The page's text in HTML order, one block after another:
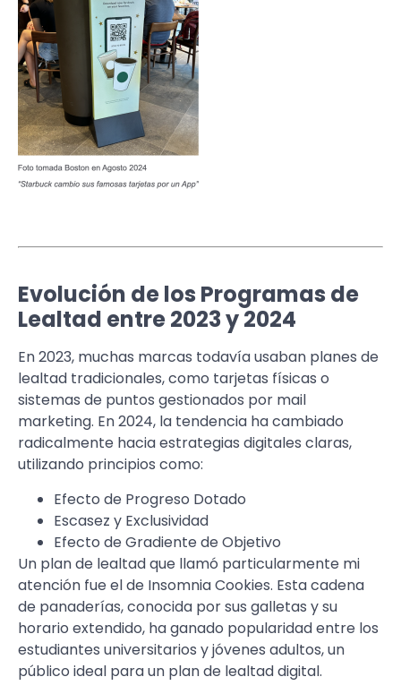
Evolución de los Programas de
Lealtad entre 2023 y 2024
En 2023, muchas marcas todavía usaban planes de
lealtad tradicionales, como tarjetas físicas o
sistemas de puntos gestionados por mail
marketing. En 2024, la tendencia ha cambiado
radicalmente hacia estrategias digitales claras,
utilizando principios como:
Efecto de Progreso Dotado
Escasez y Exclusividad
Efecto de Gradiente de Objetivo
Un plan de lealtad que llamó particularmente mi
atención fue el de Insomnia Cookies. Esta cadena
de panaderías, conocida por sus galletas y su
horario extendido, ha ganado popularidad entre los
estudiantes universitarios y jóvenes adultos, un
público ideal para un plan de lealtad digital.